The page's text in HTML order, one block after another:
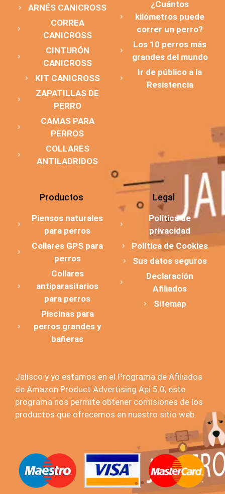
ARNÉS CANICROSS
CORREA
CANICROSS
CINTURÓN
CANICROSS
KIT CANICROSS
ZAPATILLAS DE
PERRO
CAMAS PARA
PERROS
COLLARES
ANTILADRIDOS
¿Cuántos
kilómetros puede
correr un perro?
Los 10 perros más
grandes del mundo
Ir de público a la
Resistencia
Productos
Piensos naturales
para perros
Collares GPS para
perros
Collares
antiparasitarios
para perros
Piscinas para
perros grandes y
bañeras
Legal
Política de
privacidad
Política de Cookies
Sus datos seguros
Declaración
Afiliados
Sitemap
Jalisco y yo estamos en el Programa de Afiliados
de Amazon Product Advertising Api 5.0, este
programa nos permite obtener comisiones de los
productos que ofrecemos en nuestro sitio web.